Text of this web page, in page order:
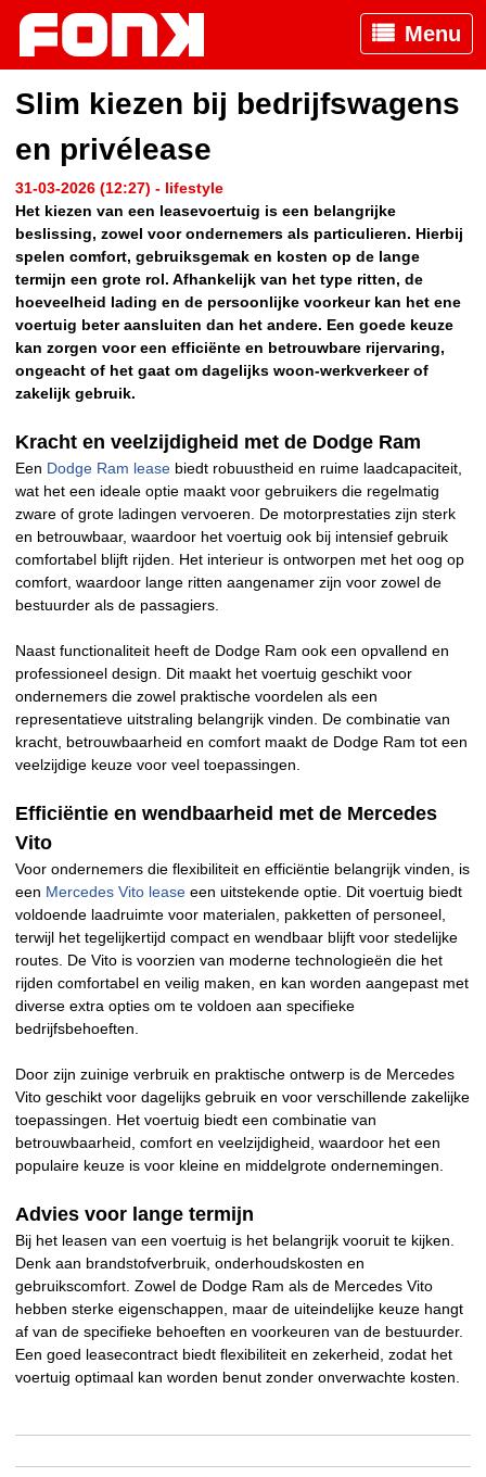
Menu
Slim kiezen bij bedrijfswagens
en privélease
31-03-2026 (12:27) - lifestyle
Het kiezen van een leasevoertuig is een belangrijke
beslissing, zowel voor ondernemers als particulieren. Hierbij
spelen comfort, gebruiksgemak en kosten op de lange
termijn een grote rol. Afhankelijk van het type ritten, de
hoeveelheid lading en de persoonlijke voorkeur kan het ene
voertuig beter aansluiten dan het andere. Een goede keuze
kan zorgen voor een efficiënte en betrouwbare rijervaring,
ongeacht of het gaat om dagelijks woon-werkverkeer of
zakelijk gebruik.
Kracht en veelzijdigheid met de Dodge Ram
Een Dodge Ram lease biedt robuustheid en ruime laadcapaciteit,
wat het een ideale optie maakt voor gebruikers die regelmatig
zware of grote ladingen vervoeren. De motorprestaties zijn sterk
en betrouwbaar, waardoor het voertuig ook bij intensief gebruik
comfortabel blijft rijden. Het interieur is ontworpen met het oog op
comfort, waardoor lange ritten aangenamer zijn voor zowel de
bestuurder als de passagiers.
Naast functionaliteit heeft de Dodge Ram ook een opvallend en
professioneel design. Dit maakt het voertuig geschikt voor
ondernemers die zowel praktische voordelen als een
representatieve uitstraling belangrijk vinden. De combinatie van
kracht, betrouwbaarheid en comfort maakt de Dodge Ram tot een
veelzijdige keuze voor veel toepassingen.
Efficiëntie en wendbaarheid met de Mercedes
Vito
Voor ondernemers die flexibiliteit en efficiëntie belangrijk vinden, is
een Mercedes Vito lease een uitstekende optie. Dit voertuig biedt
voldoende laadruimte voor materialen, pakketten of personeel,
terwijl het tegelijkertijd compact en wendbaar blijft voor stedelijke
routes. De Vito is voorzien van moderne technologieën die het
rijden comfortabel en veilig maken, en kan worden aangepast met
diverse extra opties om te voldoen aan specifieke
bedrijfsbehoeften.
Door zijn zuinige verbruik en praktische ontwerp is de Mercedes
Vito geschikt voor dagelijks gebruik en voor verschillende zakelijke
toepassingen. Het voertuig biedt een combinatie van
betrouwbaarheid, comfort en veelzijdigheid, waardoor het een
populaire keuze is voor kleine en middelgrote ondernemingen.
Advies voor lange termijn
Bij het leasen van een voertuig is het belangrijk vooruit te kijken.
Denk aan brandstofverbruik, onderhoudskosten en
gebruikscomfort. Zowel de Dodge Ram als de Mercedes Vito
hebben sterke eigenschappen, maar de uiteindelijke keuze hangt
af van de specifieke behoeften en voorkeuren van de bestuurder.
Een goed leasecontract biedt flexibiliteit en zekerheid, zodat het
voertuig optimaal kan worden benut zonder onverwachte kosten.